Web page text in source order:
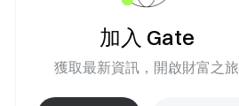
加入 Gate
獲取最新資訊，開啟財富之旅